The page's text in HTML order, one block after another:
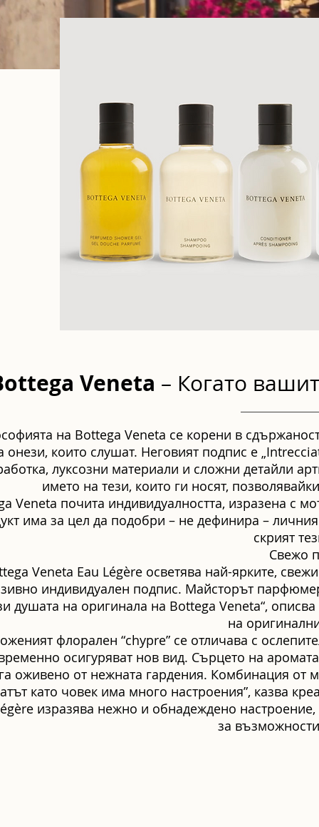
Veneta – Когато
на Bottega Veneta се корени в
онези, които слушат. Неговият подпис е
луксозни материали и сложни детайли
името на тези, които ги носят,
Veneta почита индивидуалността, изразена с
има за цел да подобри – не дефинира –
скрият
Свежо
Veneta Eau Légère осветява най-ярките,
индивидуален подпис. Майсторът
душата на оригинала на Bottega Veneta“,
на
флорален “chypre” се отличава с
осигуряват нов вид. Сърцето на
оживено от нежната гардения. Комбинация от
като човек има много настроения”, казва
изразява нежно и обнадеждено
за